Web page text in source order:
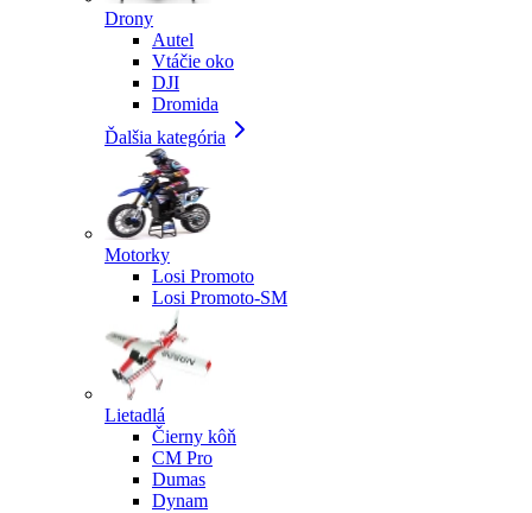
Drony
Autel
Vtáčie oko
DJI
Dromida
Ďalšia kategória
Motorky
Losi Promoto
Losi Promoto-SM
Lietadlá
Čierny kôň
CM Pro
Dumas
Dynam